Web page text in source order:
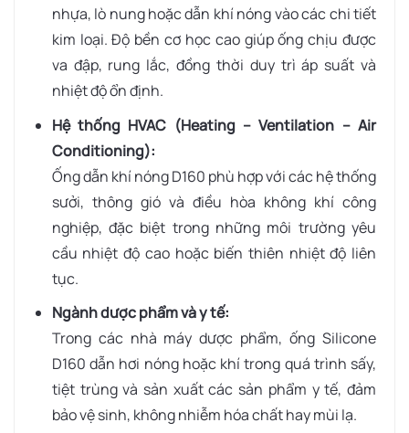
nhựa, lò nung hoặc dẫn khí nóng vào các chi tiết
kim loại. Độ bền cơ học cao giúp ống chịu được
va đập, rung lắc, đồng thời duy trì áp suất và
nhiệt độ ổn định.
Hệ thống HVAC (Heating – Ventilation – Air
Conditioning):
Ống dẫn khí nóng D160 phù hợp với các hệ thống
sưởi, thông gió và điều hòa không khí công
nghiệp, đặc biệt trong những môi trường yêu
cầu nhiệt độ cao hoặc biến thiên nhiệt độ liên
tục.
Ngành dược phẩm và y tế:
Trong các nhà máy dược phẩm, ống Silicone
D160 dẫn hơi nóng hoặc khí trong quá trình sấy,
tiệt trùng và sản xuất các sản phẩm y tế, đảm
bảo vệ sinh, không nhiễm hóa chất hay mùi lạ.